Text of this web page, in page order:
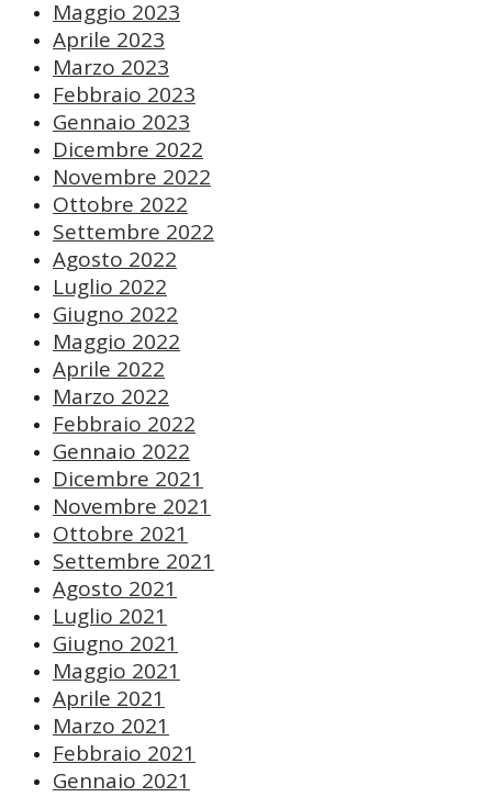
Maggio 2023
Aprile 2023
Marzo 2023
Febbraio 2023
Gennaio 2023
Dicembre 2022
Novembre 2022
Ottobre 2022
Settembre 2022
Agosto 2022
Luglio 2022
Giugno 2022
Maggio 2022
Aprile 2022
Marzo 2022
Febbraio 2022
Gennaio 2022
Dicembre 2021
Novembre 2021
Ottobre 2021
Settembre 2021
Agosto 2021
Luglio 2021
Giugno 2021
Maggio 2021
Aprile 2021
Marzo 2021
Febbraio 2021
Gennaio 2021